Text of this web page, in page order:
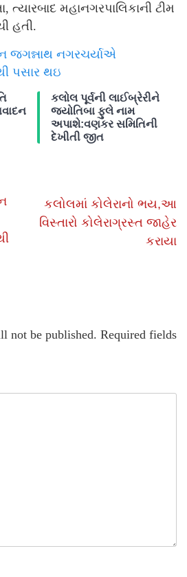
ત્યારબાદ મહાનગરપાલિકાની ટીમ
હતી.
જગન્નાથ નગરચર્યાએ
પસાર થઇ
કલોલ પૂર્વની લાઈબ્રેરીને
જ્યોતિબા ફુલે નામ
અપાશે:વણકર સમિતિની
દેખીતી જીત
કલોલમાં કોલેરાનો ભય,આ
વિસ્તારો કોલેરાગ્રસ્ત જાહેર
કરાયા
not be published. Required fields